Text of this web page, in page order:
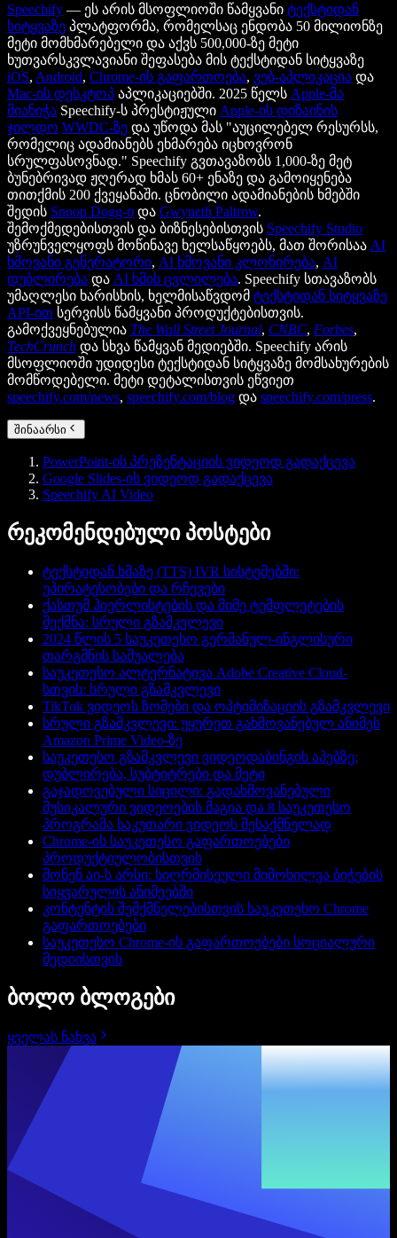
Speechify — ეს არის მსოფლიოში წამყვანი ტექსტიდან
სიტყვაზე პლატფორმა, რომელსაც ენდობა 50 მილიონზე
მეტი მომხმარებელი და აქვს 500,000-ზე მეტი
ხუთვარსკვლავიანი შეფასება მის ტექსტიდან სიტყვაზე
iOS, Android, Chrome-ის გაფართოება, ვებ-აპლიკაცია და
Mac-ის დესკტოპ აპლიკაციებში. 2025 წელს Apple-მა
მიანიჭა Speechify-ს პრესტიჟული Apple-ის დიზაინის
ჯილდო WWDC-ზე და უწოდა მას "აუცილებელ რესურსს,
რომელიც ადამიანებს ეხმარება იცხოვრონ
სრულფასოვნად." Speechify გვთავაზობს 1,000-ზე მეტ
ბუნებრივად ჟღერად ხმას 60+ ენაზე და გამოიყენება
თითქმის 200 ქვეყანაში. ცნობილი ადამიანების ხმებში
შედის Snoop Dogg-ი და Gwyneth Paltrow.
შემოქმედებისთვის და ბიზნესებისთვის Speechify Studio
უზრუნველყოფს მოწინავე ხელსაწყოებს, მათ შორისაა AI
ხმოვანი გენერატორი, AI ხმოვანი კლონირება, AI
დუბლირება და AI ხმის ცვლილება. Speechify სთავაზობს
უმაღლესი ხარისხის, ხელმისაწვდომ ტექსტიდან სიტყვაზე
API-ით სერვისს წამყვანი პროდუქტებისთვის.
გამოქვეყნებულია The Wall Street Journal, CNBC, Forbes,
TechCrunch და სხვა წამყვან მედიებში. Speechify არის
მსოფლიოში უდიდესი ტექსტიდან სიტყვაზე მომსახურების
მომწოდებელი. მეტი დეტალისთვის ეწვიეთ
speechify.com/news, speechify.com/blog და speechify.com/press.
შინაარსი
PowerPoint-ის პრეზენტაციის ვიდეოდ გადაქცევა
Google Slides-ის ვიდეოდ გადაქცევა
Speechify AI Video
რეკომენდებული პოსტები
ტექსტიდან ხმაზე (TTS) IVR სისტემებში:
უპირატესობები და რჩევები
ქასთუმ ჰიერლისტების და მიმე ტემფლეტების
შექმნა: სრული გზამკვლევი
2024 წლის 5 საუკეთესო გერმანულ-ინგლისური
თარგმნის საშუალება
საუკეთესო ალტერნატივა Adobe Creative Cloud-
სთვის: სრული გზამკვლევი
TikTok ვიდეოს ზომები და ოპტიმიზაციის გზამკვლევი
სრული გზამკვლევი: უყურეთ გახმოვანებულ ანიმეს
Amazon Prime Video-ზე
საუკეთესო გზამკვლევი ვიდეოდაბინგის აპებზე:
დუბლირება, სუბტიტრები და მეტი
გაჯადოვებული სიცილი: გადახმოვანებული
მუსიკალური ვიდეოების მაგია და 8 საუკეთესო
პროგრამა საკუთარი ვიდეოს შესაქმნელად
Chrome-ის საუკეთესო გაფართოებები
პროდუქტიულობისთვის
შონენ აი-ს არსი: სიღრმისეული მიმოხილვა ბიჭების
სიყვარულის ანიმეებში
კონტენტის შემქმნელებისთვის საუკეთესო Chrome
გაფართოებები
საუკეთესო Chrome-ის გაფართოებები სოციალური
მედიისთვის
ბოლო ბლოგები
ყველას ნახვა